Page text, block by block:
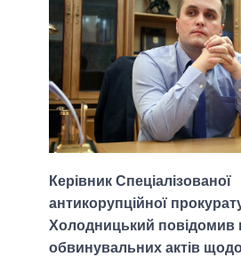
Керівник Спеціалізованої
антикорупційної
Холодницький повідомив
обвинувальних актів